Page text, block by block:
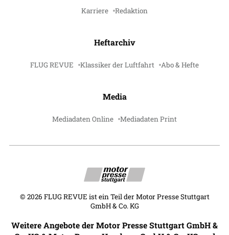
Karriere Redaktion
Heftarchiv
FLUG REVUE Klassiker der Luftfahrt Abo & Hefte
Media
Mediadaten Online Mediadaten Print
© 2026 FLUG REVUE ist ein Teil der Motor Presse Stuttgart
GmbH & Co. KG
Weitere Angebote der Motor Presse Stuttgart GmbH &